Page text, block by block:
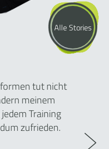
Alle Stories
tut nicht
meinem
Training
zufrieden.